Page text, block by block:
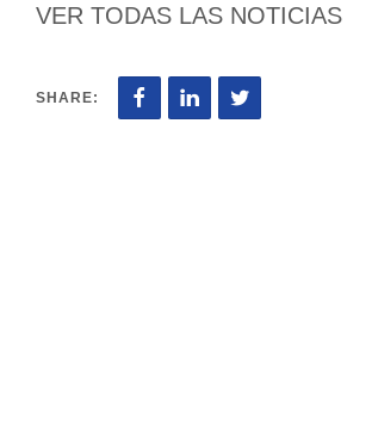
VER TODAS LAS NOTICIAS
SHARE: